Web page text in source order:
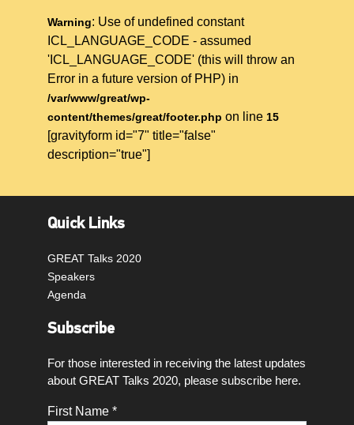
Warning: Use of undefined constant
ICL_LANGUAGE_CODE - assumed
'ICL_LANGUAGE_CODE' (this will throw an
Error in a future version of PHP) in
/var/www/great/wp-
content/themes/great/footer.php on line 15
[gravityform id="7" title="false"
description="true"]
Quick Links
GREAT Talks 2020
Speakers
Agenda
Subscribe
For those interested in receiving the latest updates
about GREAT Talks 2020, please subscribe here.
First Name *